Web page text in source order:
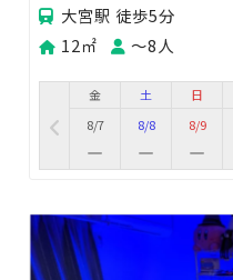
大宮駅 徒歩5分
12㎡
〜8人
金
8/7
土
8/8
日
8/9